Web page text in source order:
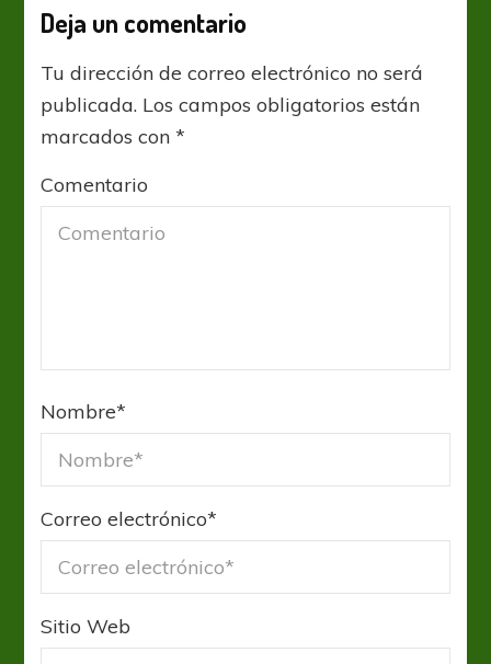
Deja un comentario
Tu dirección de correo electrónico no será
publicada. Los campos obligatorios están
marcados con*
Comentario
Nombre*
Correo electrónico*
Sitio Web